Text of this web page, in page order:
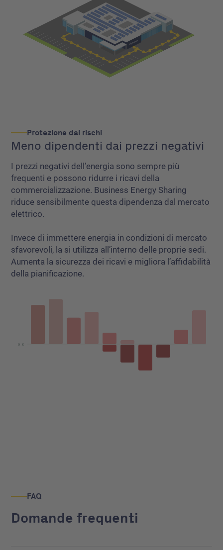
Protezione dai rischi
Meno dipendenti dai prezzi negativi
I prezzi negativi dell’energia sono sempre più
frequenti e possono ridurre i ricavi della
commercializzazione. Business Energy Sharing
riduce sensibilmente questa dipendenza dal mercato
elettrico.
Invece di immettere energia in condizioni di mercato
sfavorevoli, la si utilizza all’interno delle proprie sedi.
Aumenta la sicurezza dei ricavi e migliora l’affidabilità
della pianificazione.
FAQ
Domande frequenti